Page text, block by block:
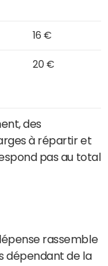
16 €
20 €
des
à répartir et
pas au total
rassemble
dépendant de la